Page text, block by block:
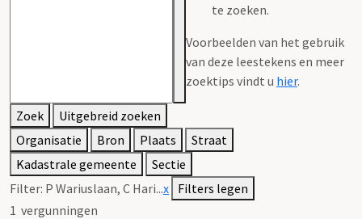
te zoeken.
Voorbeelden van het gebruik
van deze leestekens en meer
zoektips vindt u hier.
Zoek
Uitgebreid zoeken
Organisatie
Bron Plaats
Straat
Kadastrale gemeente
Sectie
Filter: P Wariuslaan, C Hari...x Filters legen
1 vergunningen